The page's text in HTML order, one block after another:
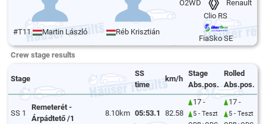
#T11 Martin László Réb Krisztián
O2WD
Renault
Clio RS
FiaSko SE
Crew stage results
Stage
SS
time
km/h
Stage
Abs.pos.
Rolled
Abs.pos.
SS 1
Remeterét -
Árpádtető /1
8.10km 05:53.1 82.58
17 -
5 - Teszt
17 -
5 - Teszt